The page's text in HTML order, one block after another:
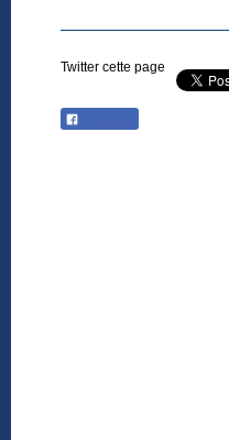
Twitter cette page